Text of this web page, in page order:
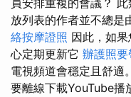
員安排重複的會議？
放列表的作者並不總是
絡按摩證照 因此，如
心定期更新它 辦護照要
電視頻道會穩定且舒適
要離線下載YouTube播